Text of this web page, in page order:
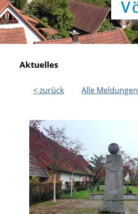
Aktuelles
< zurück Alle Meldungen